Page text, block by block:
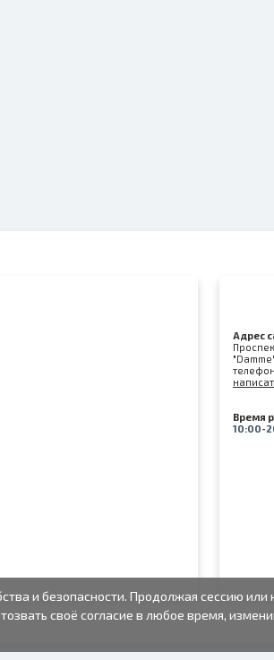
Адрес
Время
10:00-
и безопасности. Продолжая сессию
своё согласие в любое время,